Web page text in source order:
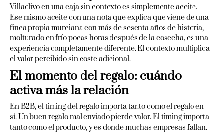
Villaolivo en una caja sin contexto es simplemente aceite.
Ese mismo aceite con una nota que explica que viene de una
finca propia murciana con más de sesenta años de historia,
molturado en frío pocas horas después de la cosecha, es una
experiencia completamente diferente. El contexto multiplica
el valor percibido sin coste adicional.
El momento del regalo: cuándo
activa más la relación
En B2B, el timing del regalo importa tanto como el regalo en
sí. Un buen regalo mal enviado pierde valor. El timing importa
tanto como el producto, y es donde muchas empresas fallan.